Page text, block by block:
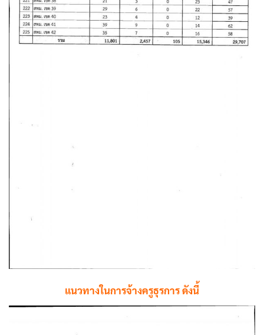
แนวทางในการจ้างครูธุรการ ดังนี้